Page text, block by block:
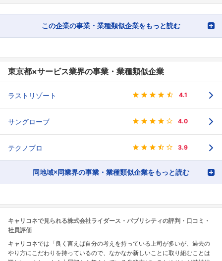
この企業の事業・業種類似企業をもっと読む
東京都×サービス業界の事業・業種類似企業
ラストリゾート 4.1
サングローブ 4.0
テクノプロ 3.9
同地域×同業界の事業・業種類似企業をもっと読む
キャリコネで見られる株式会社ライダース・パブリシティの評判・口コミ・
社員評価
キャリコネでは「良く言えば自分の考えを持っている上司が多いが、過去の
やり方にこだわりを持っているので、なかなか新しいことに取り組むことは